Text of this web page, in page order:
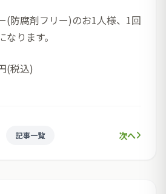
(防腐剤フリー)のお1人様、1回
ります。
(税込)
記事一覧 次へ